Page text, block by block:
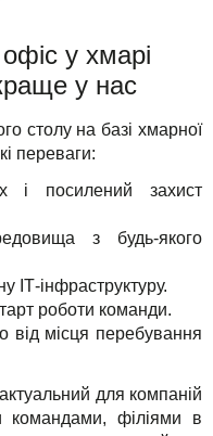
у хмарі
у нас
столу на базі хмарної
переваги:
і посилений захист
з будь-якого
ІТ-інфраструктуру.
роботи команди.
від місця перебування
для компаній
командами, філіями в